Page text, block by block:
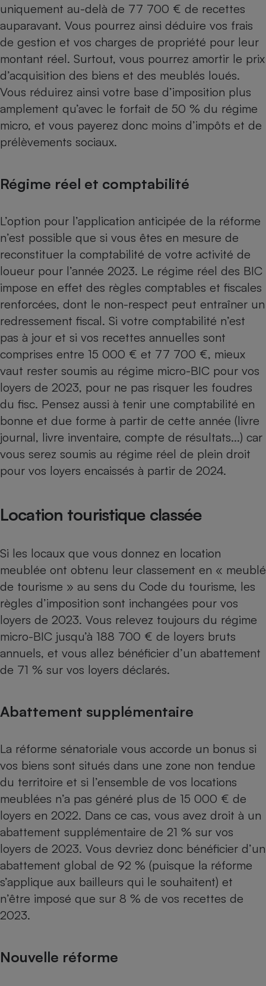
uniquement au-delà de 77 700 € de recettes
auparavant. Vous pourrez ainsi déduire vos frais
de gestion et vos charges de propriété pour leur
montant réel. Surtout, vous pourrez amortir le prix
d’acquisition des biens et des meublés loués.
Vous réduirez ainsi votre base d’imposition plus
amplement qu’avec le forfait de 50 % du régime
micro, et vous payerez donc moins d’impôts et de
prélèvements sociaux.
Régime réel et comptabilité
L’option pour l’application anticipée de la réforme
n’est possible que si vous êtes en mesure de
reconstituer la comptabilité de votre activité de
loueur pour l’année 2023. Le régime réel des BIC
impose en effet des règles comptables et fiscales
renforcées, dont le non-respect peut entraîner un
redressement fiscal. Si votre comptabilité n’est
pas à jour et si vos recettes annuelles sont
comprises entre 15 000 € et 77 700 €, mieux
vaut rester soumis au régime micro-BIC pour vos
loyers de 2023, pour ne pas risquer les foudres
du fisc. Pensez aussi à tenir une comptabilité en
bonne et due forme à partir de cette année (livre
journal, livre inventaire, compte de résultats...) car
vous serez soumis au régime réel de plein droit
pour vos loyers encaissés à partir de 2024.
Location touristique classée
Si les locaux que vous donnez en location
meublée ont obtenu leur classement en « meublé
de tourisme » au sens du Code du tourisme, les
règles d’imposition sont inchangées pour vos
loyers de 2023. Vous relevez toujours du régime
micro-BIC jusqu’à 188 700 € de loyers bruts
annuels, et vous allez bénéficier d’un abattement
de 71 % sur vos loyers déclarés.
Abattement supplémentaire
La réforme sénatoriale vous accorde un bonus si
vos biens sont situés dans une zone non tendue
du territoire et si l’ensemble de vos locations
meublées n’a pas généré plus de 15 000 € de
loyers en 2022. Dans ce cas, vous avez droit à un
abattement supplémentaire de 21 % sur vos
loyers de 2023. Vous devriez donc bénéficier d’un
abattement global de 92 % (puisque la réforme
s’applique aux bailleurs qui le souhaitent) et
n’être imposé que sur 8 % de vos recettes de
2023.
Nouvelle réforme